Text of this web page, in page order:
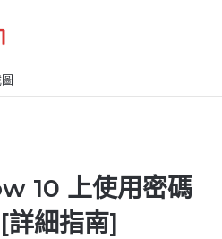
10 上使用密碼
細指南]